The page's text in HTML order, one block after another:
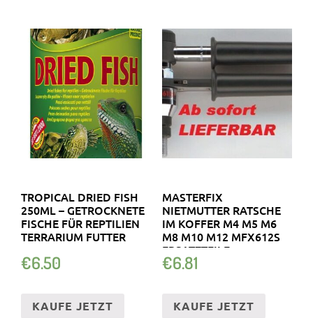
TROPICAL DRIED FISH
250ML – GETROCKNETE
FISCHE FÜR REPTILIEN
TERRARIUM FUTTER
€6.50
KAUFE JETZT
MASTERFIX
NIETMUTTER RATSCHE
IM KOFFER M4 M5 M6
M8 M10 M12 MFX612S
ERSATZTEILE
€6.81
KAUFE JETZT